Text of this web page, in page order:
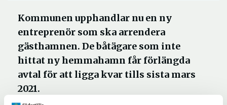
Kommunen upphandlar nu en ny
entreprenör som ska arrendera
gästhamnen. De båtägare som inte
hittat ny hemmahamn får förlängda
avtal för att ligga kvar tills sista mars
2021.